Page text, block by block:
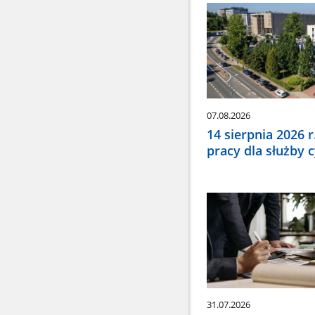
wybrać
odpowiednią
pozycję.
Dane
zaktualizują
się
07.08.2026
14 sierpnia 2026
pracy dla służby
31.07.2026